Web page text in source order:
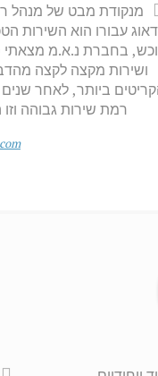
מנקודת מבט של מנהל
עבורו הוא השירות
בחברת נ.א.מ מצאתי
ושירות מקצה לקצה
ביותר, לאחר
רמת שירות גבוהה